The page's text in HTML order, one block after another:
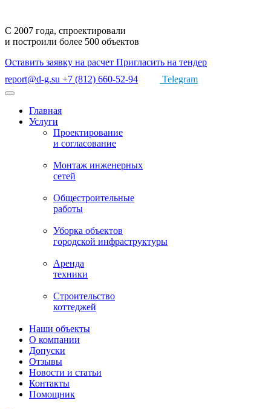
С 2007 года, спроектировали
и построили более 500 объектов
Оставить заявку на расчет Пригласить на тендер
report@d-g.su +7 (812) 660-52-94 Telegram
Главная
Услуги
Проектирование
и согласование
Монтаж инженерных
сетей
Общестроительные
работы
Уборка объектов
городской инфраструктуры
Аренда
техники
Строительство
коттеджей
Наши объекты
О компании
Допуски
Отзывы
Новости и статьи
Контакты
Помощник